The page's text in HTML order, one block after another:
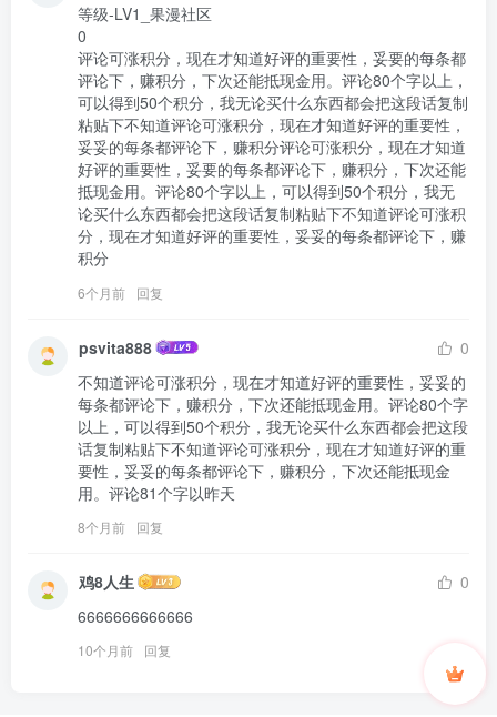
等级-LV1_果漫社区
0
评论可涨积分，现在才知道好评的重要性，妥要的每条都
评论下，赚积分，下次还能抵现金用。评论80个字以上，
可以得到50个积分，我无论买什么东西都会把这段话复制
粘贴下不知道评论可涨积分，现在才知道好评的重要性，
妥妥的每条都评论下，赚积分评论可涨积分，现在才知道
好评的重要性，妥要的每条都评论下，赚积分，下次还能
抵现金用。评论80个字以上，可以得到50个积分，我无
论买什么东西都会把这段话复制粘贴下不知道评论可涨积
分，现在才知道好评的重要性，妥妥的每条都评论下，赚
积分
6个月前 回复
psvita888
0
不知道评论可涨积分，现在才知道好评的重要性，妥妥的
每条都评论下，赚积分，下次还能抵现金用。评论80个字
以上，可以得到50个积分，我无论买什么东西都会把这段
话复制粘贴下不知道评论可涨积分，现在才知道好评的重
要性，妥妥的每条都评论下，赚积分，下次还能抵现金
用。评论81个字以昨天
8个月前 回复
鸡8人生
0
6666666666666
10个月前 回复